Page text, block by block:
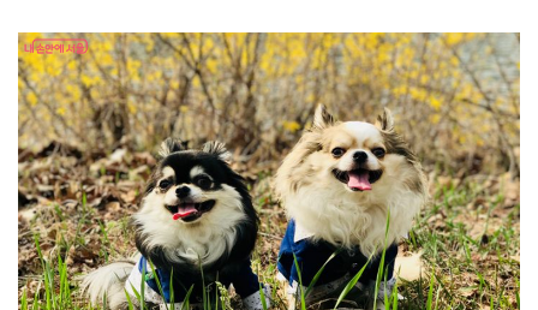
U
R
L
복
사
공
유
하
기
기
크
게
변
경
하
기
기
작
게
변
경
하
기